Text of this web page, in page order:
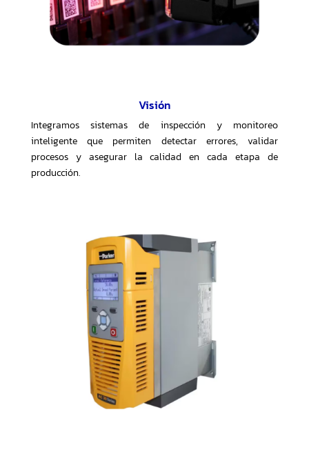
Visión
Integramos sistemas de inspección y monitoreo
inteligente que permiten detectar errores, validar
procesos y asegurar la calidad en cada etapa de
producción.